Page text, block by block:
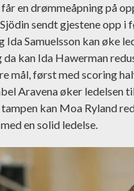
en drømmeåpning på
sendt gjestene opp i
Ida Samuelsson kan øke
da kan Ida Hawerman
mål, først med scoring
Aravena øker ledelsen
kan Moa Ryland
en solid ledelse.